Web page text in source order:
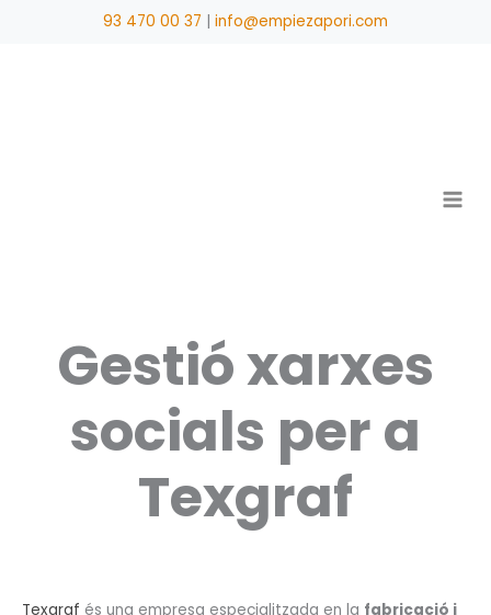
93 470 00 37 | info@empiezapori.com
Gestió xarxes
socials per a
Texgraf
Texgraf és una empresa especialitzada en la fabricació i